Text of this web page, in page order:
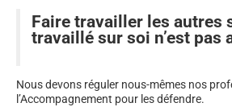
Faire travailler les autres
travaillé sur soi n’est pas
Nous devons réguler nous-mêmes nos
l’Accompagnement pour les défendre.